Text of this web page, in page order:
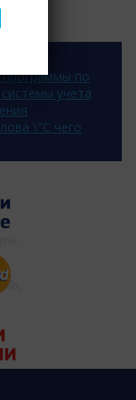
программы по
учета
\"С чего